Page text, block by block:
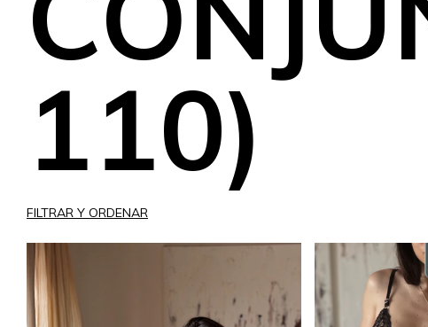
110)
FILTRAR Y ORDENAR